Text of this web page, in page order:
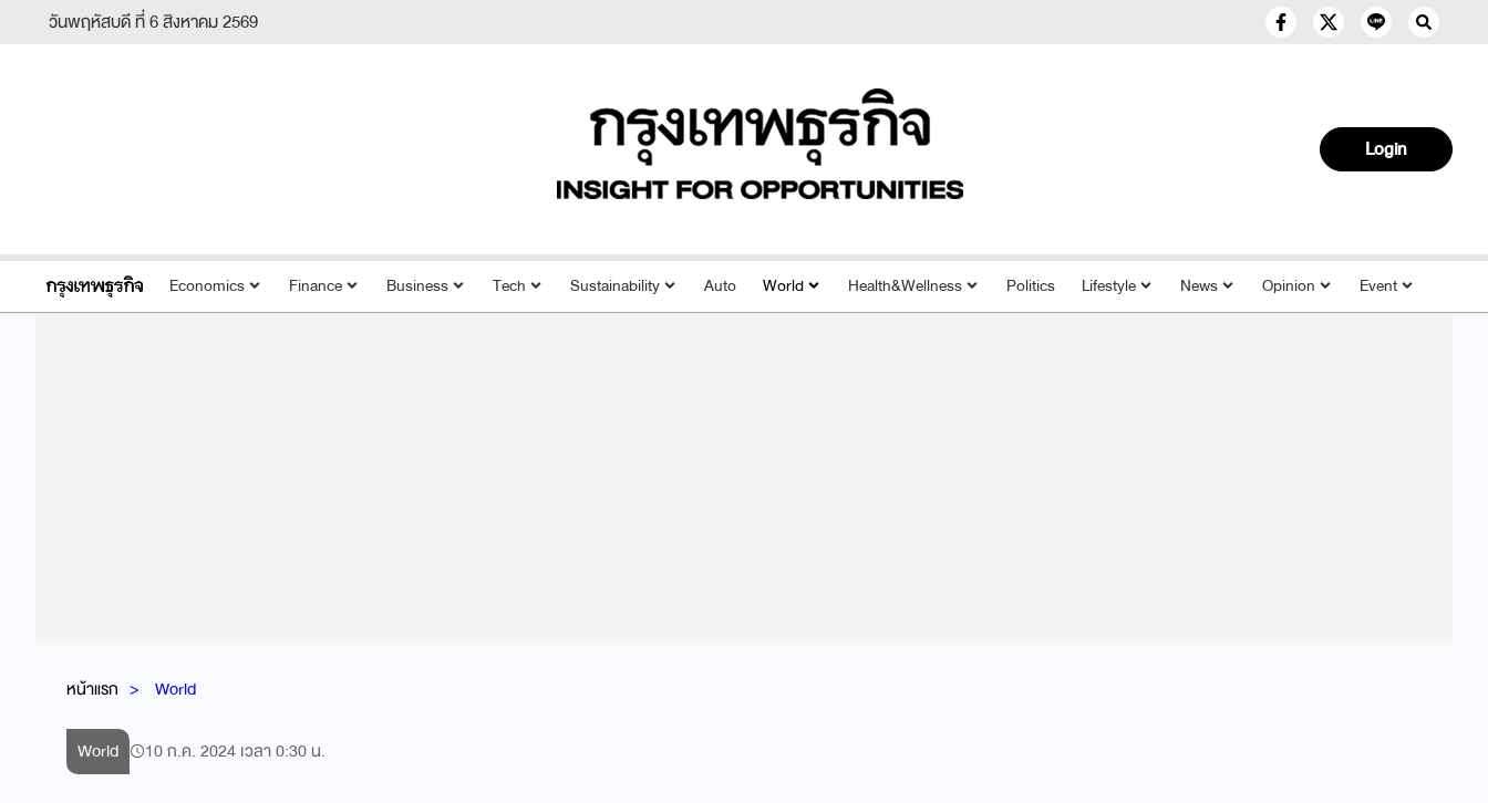
วันพฤหัสบดี ที่ 6 สิงหาคม 2569
Login
Economics Finance Business Tech Sustainability Auto World Health&Wellness Politics Lifestyle News Opinion Event
หน้าแรก World
World 10 ก.ค. 2024 เวลา 0:30 น.